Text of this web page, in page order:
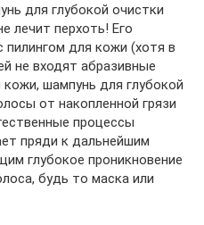
для глубокой очистки
лечит перхоть! Его
пилингом для кожи (хотя в
не входят абразивные
шампунь для глубокой
от накопленной грязи
процессы
пряди к дальнейшим
глубокое проникновение
будь то маска или